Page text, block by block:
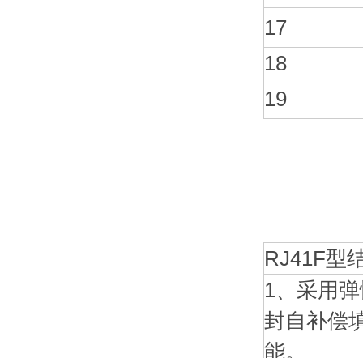
17
18
19
RJ41F型
1、采用
封自补偿
能。